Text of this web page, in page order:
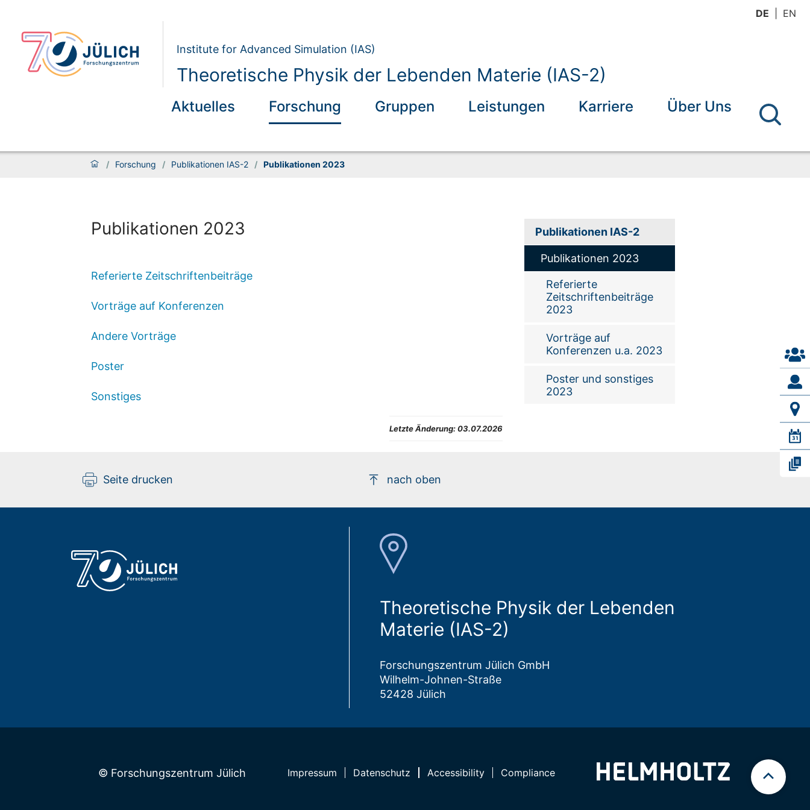
DE EN
Institute for Advanced Simulation (IAS)
Theoretische Physik der Lebenden Materie (IAS-2)
Aktuelles Forschung Gruppen Leistungen Karriere Über Uns
/ Forschung / Publikationen IAS-2 / Publikationen 2023
Publikationen 2023
Referierte Zeitschriftenbeiträge
Vorträge auf Konferenzen
Andere Vorträge
Poster
Sonstiges
Letzte Änderung:03.07.2026
Publikationen IAS-2
Publikationen 2023
Referierte
Zeitschriftenbeiträge
2023
Vorträge auf
Konferenzen u.a. 2023
Poster und sonstiges
2023
Seite drucken nach oben
Theoretische Physik der Lebenden
Materie (IAS-2)
Forschungszentrum Jülich GmbH
Wilhelm-Johnen-Straße
52428 Jülich
© Forschungszentrum Jülich Impressum Datenschutz Accessibility Compliance